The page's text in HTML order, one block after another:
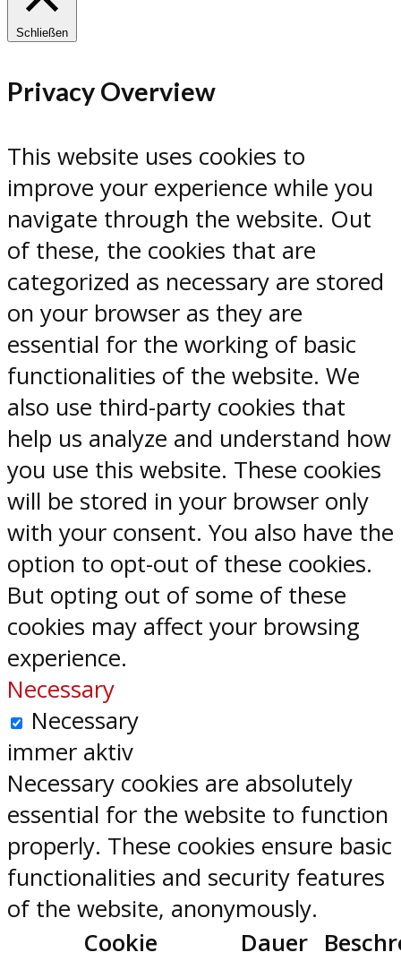
Schließen
Privacy Overview
This website uses cookies to
improve your experience while you
navigate through the website. Out
of these, the cookies that are
categorized as necessary are stored
on your browser as they are
essential for the working of basic
functionalities of the website. We
also use third-party cookies that
help us analyze and understand how
you use this website. These cookies
will be stored in your browser only
with your consent. You also have the
option to opt-out of these cookies.
But opting out of some of these
cookies may affect your browsing
experience.
Necessary
Necessary
immer aktiv
Necessary cookies are absolutely
essential for the website to function
properly. These cookies ensure basic
functionalities and security features
of the website, anonymously.
Cookie
Dauer